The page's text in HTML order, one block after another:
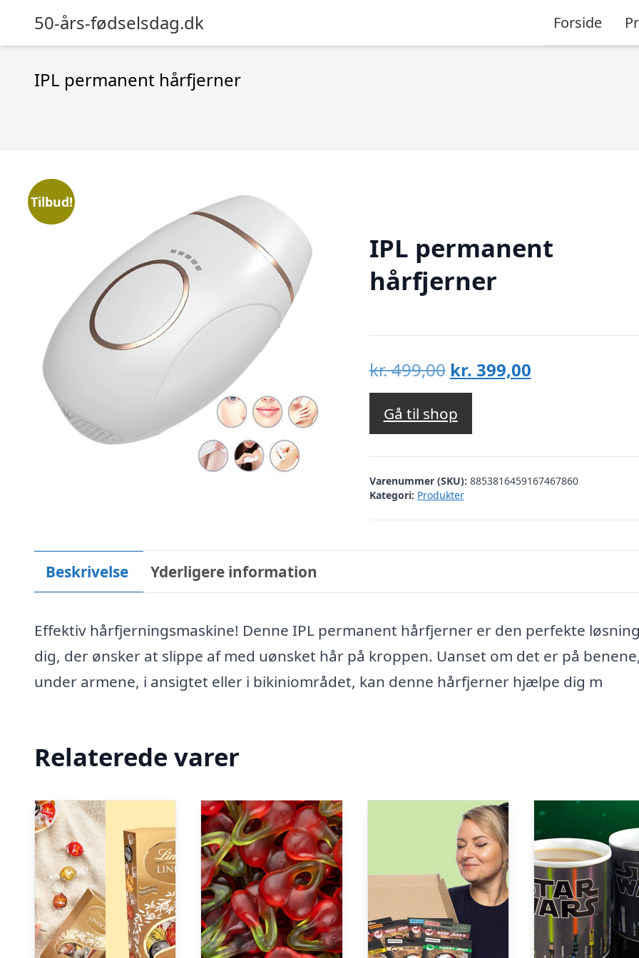
50-års-fødselsdag.dk Forside
IPL permanent hårfjerner
Tilbud!
IPL permanent
hårfjerner
kr.499,00 Den
oprindelige
pris
var:
kr. 499,00.
kr. 399,00Den
kr. 399,00.
Gå til shop
Varenummer (SKU): 8853816459167467860
Kategori: Produkter
Beskrivelse Yderligere information
Effektiv hårfjerningsmaskine! Denne IPL permanent hårfjerner er den perfekte
dig, der ønsker at slippe af med uønsket hår på kroppen. Uanset om det er på
under armene, i ansigtet eller i bikiniområdet, kan denne hårfjerner hjælpe dig m
Relaterede varer